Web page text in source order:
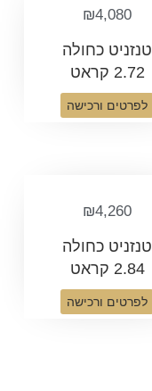
₪4,080
טנזניט כחולה
2.72 קראט
לפרטים ורכישה
₪4,260
טנזניט כחולה
2.84 קראט
לפרטים ורכישה